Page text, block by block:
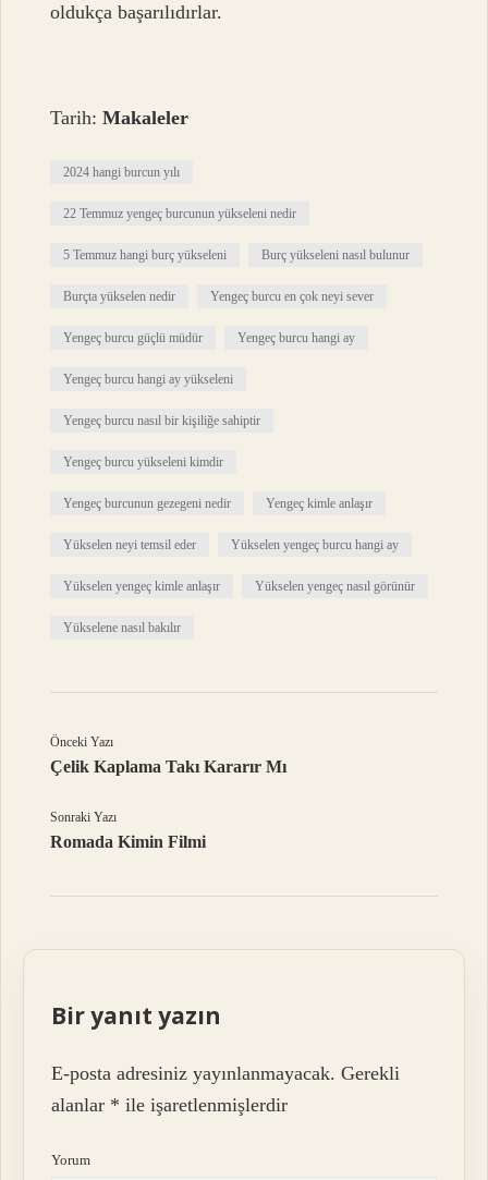
oldukça başarılıdırlar.
Tarih:Makaleler
2024 hangi burcun yılı
22 Temmuz yengeç burcunun yükseleni nedir
5 Temmuz hangi burç yükseleni Burç yükseleni nasıl bulunur
Burçta yükselen nedir Yengeç burcu en çok neyi sever
Yengeç burcu güçlü müdür Yengeç burcu hangi ay
Yengeç burcu hangi ay yükseleni
Yengeç burcu nasıl bir kişiliğe sahiptir
Yengeç burcu yükseleni kimdir
Yengeç burcunun gezegeni nedir Yengeç kimle anlaşır
Yükselen neyi temsil eder Yükselen yengeç burcu hangi ay
Yükselen yengeç kimle anlaşır Yükselen yengeç nasıl görünür
Yükselene nasıl bakılır
Önceki Yazı
Çelik Kaplama Takı Kararır Mı
Sonraki Yazı
Romada Kimin Filmi
Bir yanıt yazın
E-posta adresiniz yayınlanmayacak. Gerekli
alanlar * ile işaretlenmişlerdir
Yorum